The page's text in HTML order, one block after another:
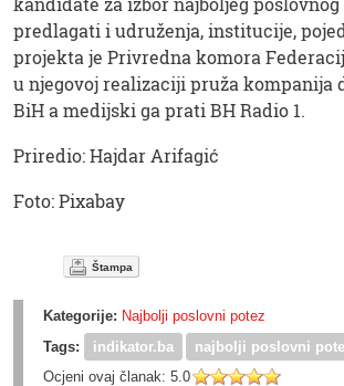
predlagati i udruženja, institucije,
projekta je Privredna komora
u njegovoj realizaciji pruža kompanija
BiH a medijski ga prati BH Radio 1.
Priredio: Hajdar Arifagić
Foto: Pixabay
Štampa
Kategorije: Najbolji poslovni potez
Tags:
indikator.ba
najbolji poslovni
Ocjeni ovaj članak: 5.0